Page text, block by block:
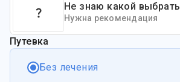
Не знаю какой выбрать
Нужна рекомендация
Путевка
Без лечения